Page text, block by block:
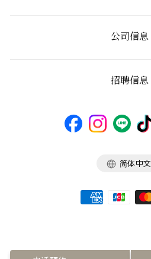
公司信息
招聘信息
语
简体中文